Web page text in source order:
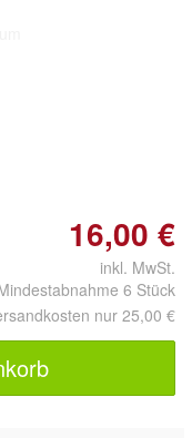
16,00 €
inkl. MwSt.
6 Stück
nur 25,00 €